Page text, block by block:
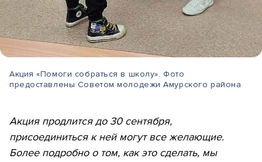
Акция «Помоги собраться в школу». Фото
предоставлены Советом молодежи Амурского района
Акция продлится до 30 сентября,
присоединиться к ней могут все желающие.
Более подробно о том, как это сделать, мы